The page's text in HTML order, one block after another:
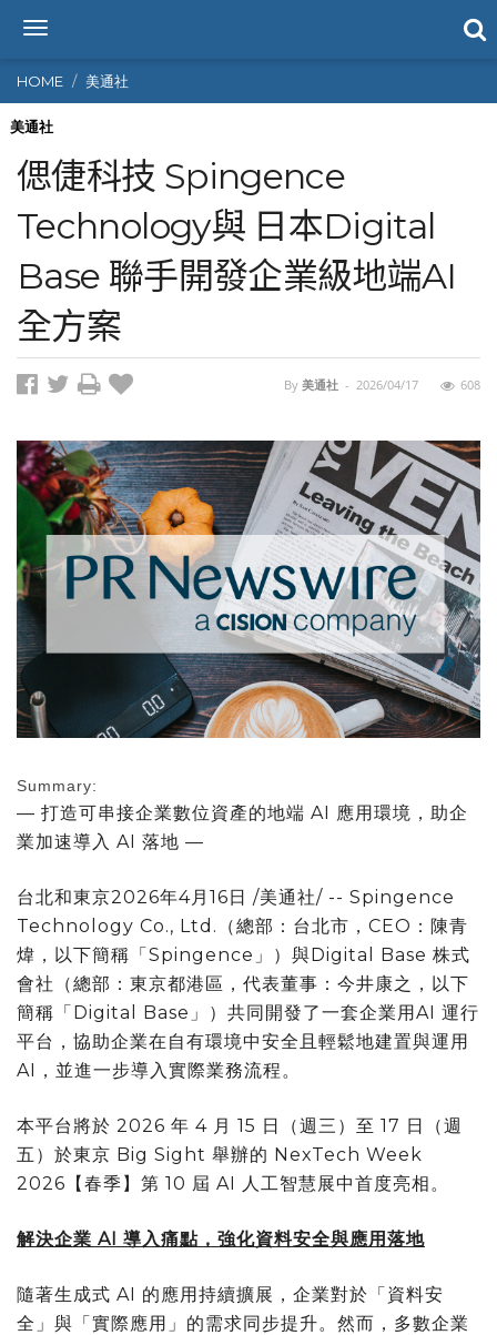
T
g
g
l
n
a
v
i
g
a
t
i
o
n
HOME 美通社
美通社
偲倢科技 Spingence
Technology與 日本Digital
Base 聯手開發企業級地端AI
全方案
By 美通社 - 2026/04/17 608
Summary:
— 打造可串接企業數位資產的地端 AI 應用環境，助企
業加速導入 AI 落地 —
台北和東京2026年4月16日 /美通社/ -- Spingence
Technology Co., Ltd.（總部：台北市，CEO：陳青
煒，以下簡稱「Spingence」）與Digital Base 株式
會社（總部：東京都港區，代表董事：今井康之，以下
簡稱「Digital Base」）共同開發了一套企業用AI 運行
平台，協助企業在自有環境中安全且輕鬆地建置與運用
AI，並進一步導入實際業務流程。
本平台將於 2026 年 4 月 15 日（週三）至 17 日（週
五）於東京 Big Sight 舉辦的 NexTech Week
2026【春季】第 10 屆 AI 人工智慧展中首度亮相。
解決企業 AI 導入痛點，強化資料安全與應用落地
隨著生成式 AI 的應用持續擴展，企業對於「資料安
全」與「實際應用」的需求同步提升。然而，多數企業